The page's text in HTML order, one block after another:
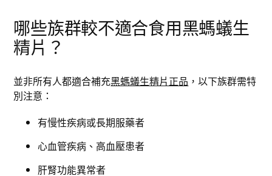
哪些族群較不適合食用黑螞蟻生
精片？
並非所有人都適合補充黑螞蟻生精片正品 ，以下族群需特
別注意：
有慢性疾病或長期服藥者
心血管疾病、高血壓患者
肝腎功能異常者